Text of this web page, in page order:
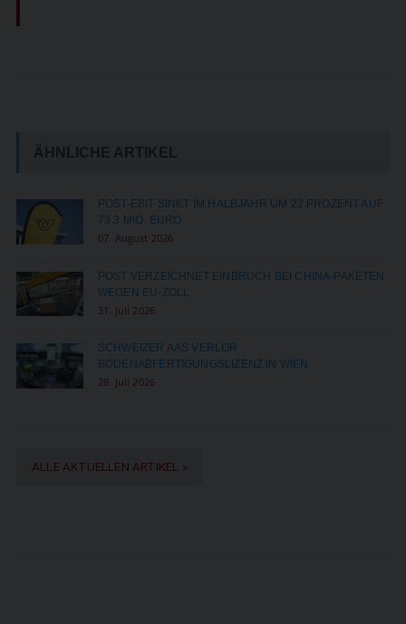
ÄHNLICHE ARTIKEL
POST-EBIT SINKT IM HALBJAHR UM 22 PROZENT AUF
73,3 MIO. EURO
07. August 2026
POST VERZEICHNET EINBRUCH BEI CHINA-PAKETEN
WEGEN EU-ZOLL
31. Juli 2026
SCHWEIZER AAS VERLOR
BODENABFERTIGUNGSLIZENZ IN WIEN
28. Juli 2026
ALLE AKTUELLEN ARTIKEL »